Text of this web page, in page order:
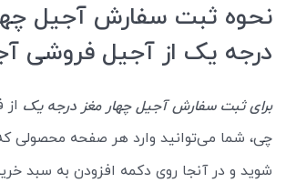
نحوه ثبت سفارش آجیل
درجه یک از آجیل فروشی
برای ثبت سفارش آجیل چهار مغز درجه یک
چی، شما می‌توانید وارد هر صفحه محصولی
شوید و در آنجا روی دکمه افزودن به سبد